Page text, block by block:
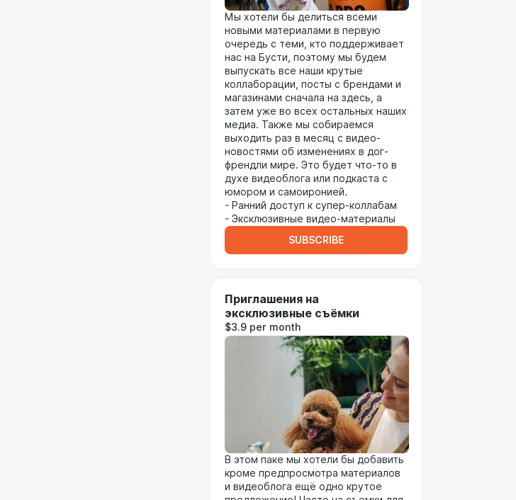
Мы хотели бы делиться всеми
новыми материалами в первую
очередь с теми, кто поддерживает
нас на Бусти, поэтому мы будем
выпускать все наши крутые
коллаборации, посты с брендами и
магазинами сначала на здесь, а
затем уже во всех остальных наших
медиа. Также мы собираемся
выходить раз в месяц с видео-
новостями об изменениях в дог-
френдли мире. Это будет что-то в
духе видеоблога или подкаста с
юмором и самоиронией.
- Ранний доступ к супер-коллабам
- Эксклюзивные видео-материалы
SUBSCRIBE
Приглашения на
эксклюзивные съёмки
$3.9 per month
В этом паке мы хотели бы добавить
кроме предпросмотра материалов
и видеоблога ещё одно крутое